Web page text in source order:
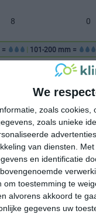
We
zoals
zoals unieke
van diensten.
en identificatie
om toestemming te
alvorens akkoord te
gegevens uw
8 0
| 101-200 mm =